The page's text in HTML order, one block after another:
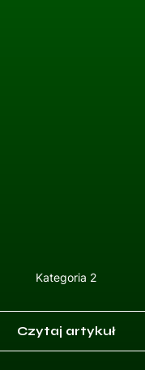
Kategoria 2
Czytaj artykuł